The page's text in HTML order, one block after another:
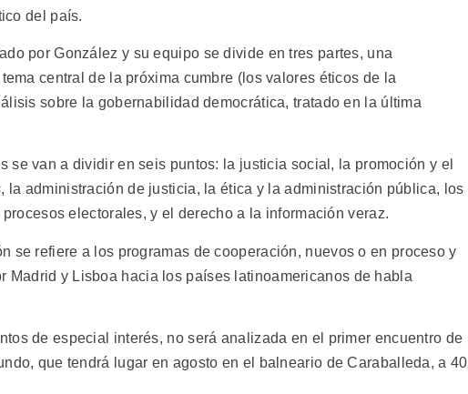
del país.
por González y su equipo se divide en tres partes, una
central de la próxima cumbre (los valores éticos de la
sobre la gobernabilidad democrática, tratado en la última
se van a dividir en seis puntos: la justicia social, la promoción y el
la administración de justicia, la ética y la administración pública, los
electorales, y el derecho a la información veraz.
se refiere a los programas de cooperación, nuevos o en proceso y
Madrid y Lisboa hacia los países latinoamericanos de habla
de especial interés, no será analizada en el primer encuentro de
que tendrá lugar en agosto en el balneario de Caraballeda, a 40